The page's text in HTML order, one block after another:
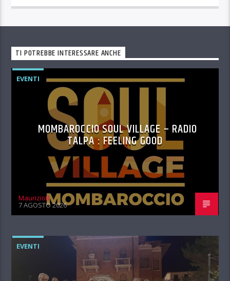
TI POTREBBE INTERESSARE ANCHE
EVENTI
MOMBAROCCIO SOUL VILLAGE – RADIO
TALPA : FEELING GOOD
MaurizioB
7 AGOSTO 2026
EVENTI